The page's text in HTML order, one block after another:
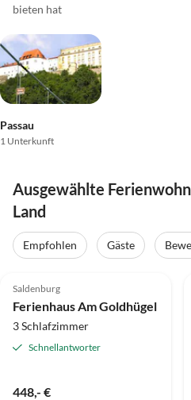
bieten hat
Passau
1 Unterkunft
Ausgewählte
Land
Empfohlen Gäste
Saldenburg
Ferienhaus Am Goldhügel
3 Schlafzimmer
Schnellantworter
448,- €